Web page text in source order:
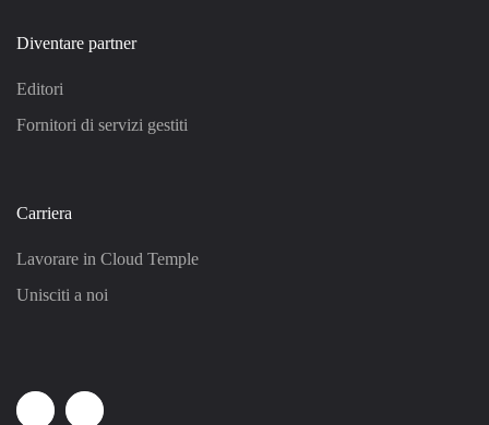
Diventare partner
Editori
Fornitori di servizi gestiti
Carriera
Lavorare in Cloud Temple
Unisciti a noi
LinkedinYoutube